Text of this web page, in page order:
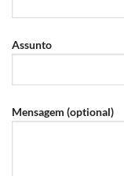
Assunto
Mensagem (optional)